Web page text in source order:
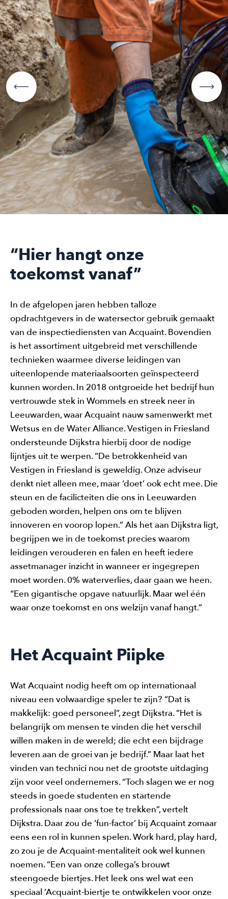
“Hier hangt onze
toekomst vanaf”
In de afgelopen jaren hebben talloze
opdrachtgevers in de watersector gebruik gemaakt
van de inspectiediensten van Acquaint. Bovendien
is het assortiment uitgebreid met verschillende
technieken waarmee diverse leidingen van
uiteenlopende materiaalsoorten geïnspecteerd
kunnen worden. In 2018 ontgroeide het bedrijf hun
vertrouwde stek in Wommels en streek neer in
Leeuwarden, waar Acquaint nauw samenwerkt met
Wetsus en de Water Alliance. Vestigen in Friesland
ondersteunde Dijkstra hierbij door de nodige
lijntjes uit te werpen. “De betrokkenheid van
Vestigen in Friesland is geweldig. Onze adviseur
denkt niet alleen mee, maar ‘doet’ ook echt mee. Die
steun en de facilicteiten die ons in Leeuwarden
geboden worden, helpen ons om te blijven
innoveren en voorop lopen.” Als het aan Dijkstra ligt,
begrijpen we in de toekomst precies waarom
leidingen verouderen en falen en heeft iedere
assetmanager inzicht in wanneer er ingegrepen
moet worden. 0% waterverlies, daar gaan we heen.
“Een gigantische opgave natuurlijk. Maar wel één
waar onze toekomst en ons welzijn vanaf hangt.”
Het Acquaint Piipke
Wat Acquaint nodig heeft om op internationaal
niveau een volwaardige speler te zijn? “Dat is
makkelijk: goed personeel”, zegt Dijkstra. “Het is
belangrijk om mensen te vinden die het verschil
willen maken in de wereld; die echt een bijdrage
leveren aan de groei van je bedrijf.” Maar laat het
vinden van technici nou net de grootste uitdaging
zijn voor veel ondernemers. “Toch slagen we er nog
steeds in goede studenten en startende
professionals naar ons toe te trekken”, vertelt
Dijkstra. Daar zou de ‘fun-factor’ bij Acquaint zomaar
eens een rol in kunnen spelen. Work hard, play hard,
zo zou je de Acquaint-mentaliteit ook wel kunnen
noemen. “Een van onze collega’s brouwt
steengoede biertjes. Het leek ons wel wat een
speciaal ‘Acquaint-biertje te ontwikkelen voor onze